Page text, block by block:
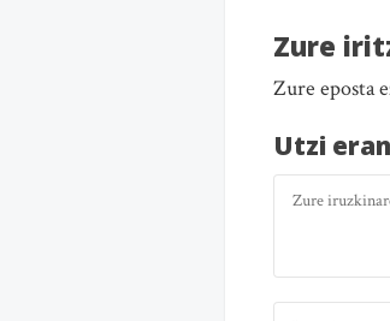
Zure
Zure eposta
Utzi